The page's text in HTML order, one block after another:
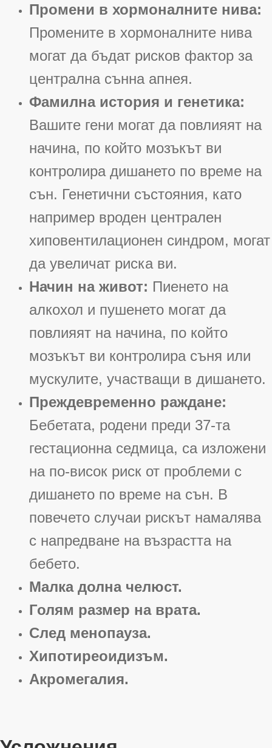
Промени в хормоналните нива:
Промените в хормоналните нива
могат да бъдат рисков фактор за
централна сънна апнея.
Фамилна история и генетика:
Вашите гени могат да повлияят на
начина, по който мозъкът ви
контролира дишането по време на
сън. Генетични състояния, като
например вроден централен
хиповентилационен синдром, могат
да увеличат риска ви.
Начин на живот: Пиенето на
алкохол и пушенето могат да
повлияят на начина, по който
мозъкът ви контролира съня или
мускулите, участващи в дишането.
Преждевременно раждане:
Бебетата, родени преди 37-та
гестационна седмица, са изложени
на по-висок риск от проблеми с
дишането по време на сън. В
повечето случаи рискът намалява
с напредване на възрастта на
бебето.
Малка долна челюст.
Голям размер на врата.
След менопауза.
Хипотиреоидизъм.
Акромегалия.